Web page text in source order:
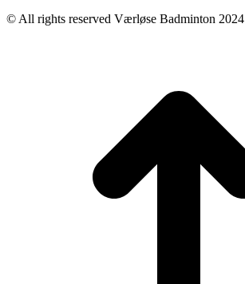
© All rights reserved Værløse Badminton 2024